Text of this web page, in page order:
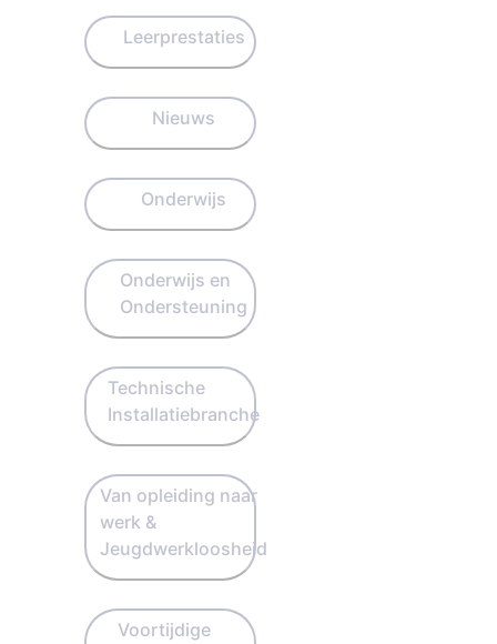
Leerprestaties
Nieuws
Onderwijs
Onderwijs en
Ondersteuning
Technische
Installatiebranche
Van opleiding naar
werk &
Jeugdwerkloosheid
Voortijdige